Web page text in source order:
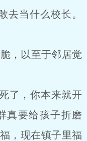
去当什么校长。
，以至于邻居觉
，你本来就开
真要给孩子折磨
，现在镇子里福